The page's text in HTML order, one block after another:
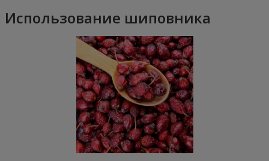
Использование шиповника